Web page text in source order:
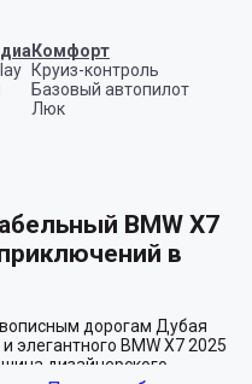
Комфорт
Круиз-контроль
Базовый автопилот
Люк
BMW X7
в
дорогам Дубая
элегантного BMW X7 2025
дизайнерского